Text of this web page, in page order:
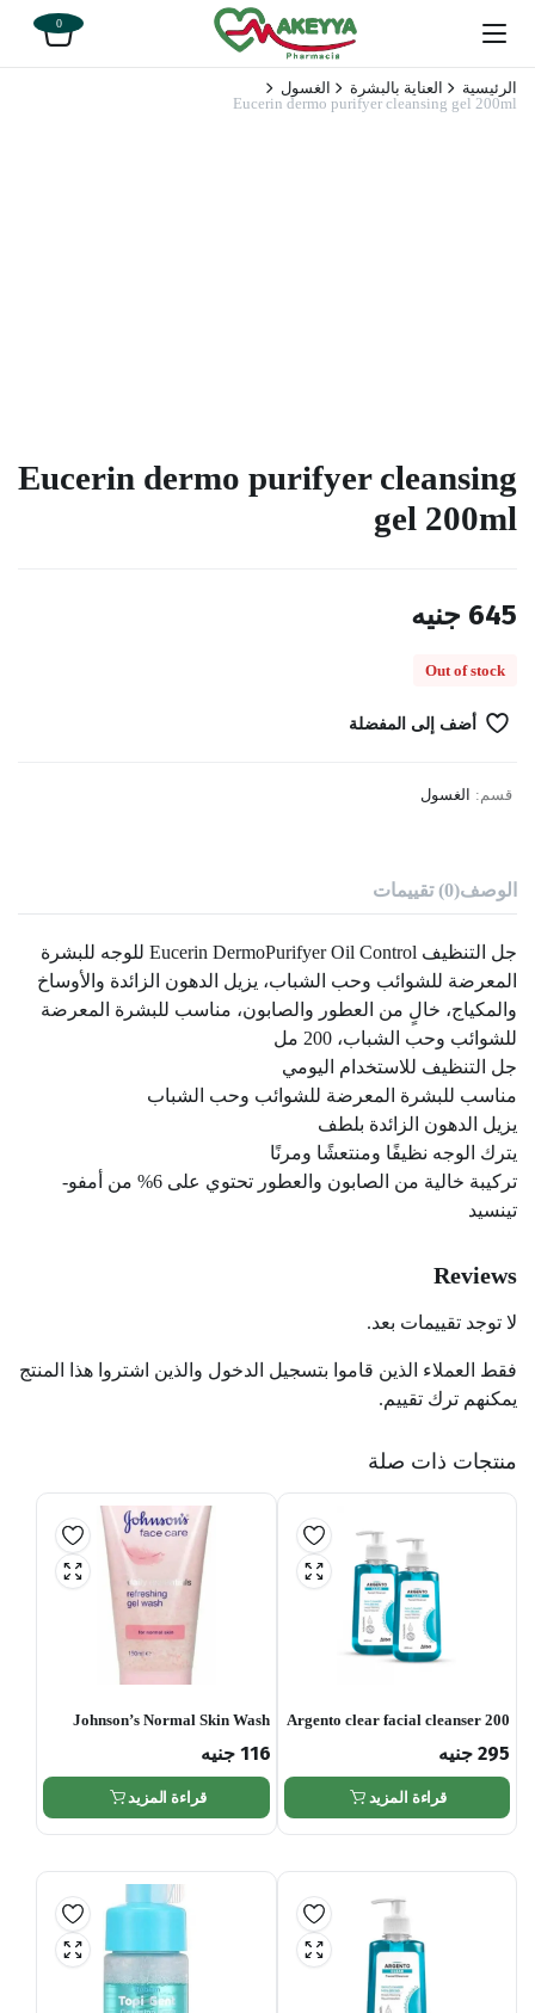
0
الرئيسية العناية بالبشرة
الغسول
Eucerin dermo purifyer cleansing gel 200ml
Eucerin dermo purifyer cleansing
gel 200ml
645 جنيه
Out of stock
أضف إلى المفضلة
قسم: الغسول
الوصف(0) تقييمات
جل التنظيف Eucerin DermoPurifyer Oil Control للوجه للبشرة
المعرضة للشوائب وحب الشباب، يزيل الدهون الزائدة والأوساخ
والمكياج، خالٍ من العطور والصابون، مناسب للبشرة المعرضة
للشوائب وحب الشباب، 200 مل
جل التنظيف للاستخدام اليومي
مناسب للبشرة المعرضة للشوائب وحب الشباب
يزيل الدهون الزائدة بلطف
يترك الوجه نظيفًا ومنتعشًا ومرنًا
تركيبة خالية من الصابون والعطور تحتوي على 6% من أمفو-
تينسيد
Reviews
لا توجد تقييمات بعد.
فقط العملاء الذين قاموا بتسجيل الدخول والذين اشتروا هذا المنتج
يمكنهم ترك تقييم.
منتجات ذات صلة
Argento clear facial cleanser 200
295 جنيه
قراءة المزيد
Johnson’s Normal Skin Wash
116 جنيه
قراءة المزيد